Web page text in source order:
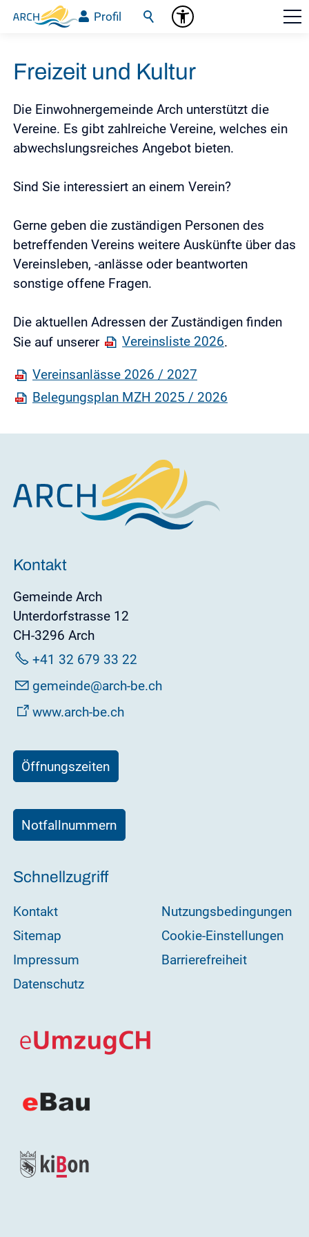
Profil
Freizeit und Kultur
Die Einwohnergemeinde Arch unterstützt die
Vereine. Es gibt zahlreiche Vereine, welches ein
abwechslungsreiches Angebot bieten.
Sind Sie interessiert an einem Verein?
Gerne geben die zuständigen Personen des
betreffenden Vereins weitere Auskünfte über das
Vereinsleben, -anlässe oder beantworten
sonstige offene Fragen.
Die aktuellen Adressen der Zuständigen finden
Sie auf unserer
Vereinsliste 2026.
Vereinsanlässe 2026 / 2027
Belegungsplan MZH 2025 / 2026
Kontakt
Gemeinde Arch
Unterdorfstrasse 12
CH-3296 Arch
+41 32 679 33 22
g m nd rch-b
ch
www.arch-be.ch
Öffnungszeiten
Notfallnummern
Schnellzugriff
Kontakt
Sitemap
Impressum
Datenschutz
Nutzungsbedingungen
Cookie-Einstellungen
Barrierefreiheit